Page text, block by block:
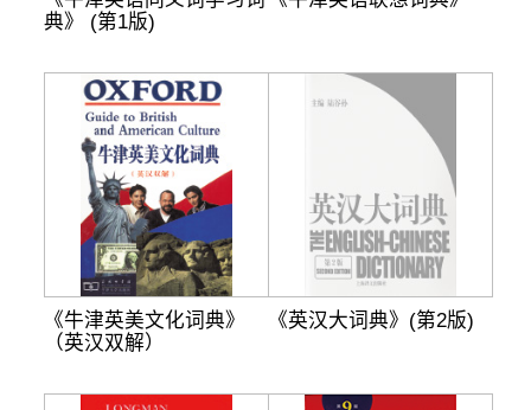
典》 (第1版)
《牛津英美文化词典》
（英汉双解）
《英汉大词典》(第2版)